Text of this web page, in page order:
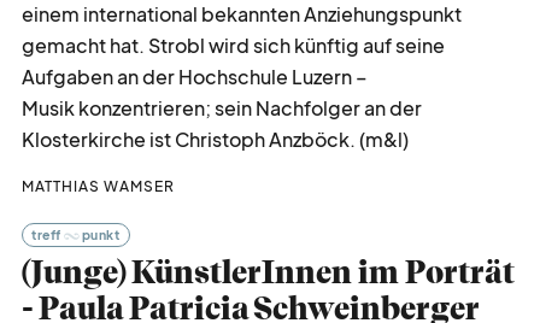
einem international bekannten Anziehungspunkt
gemacht hat. Strobl wird sich künftig auf seine
Aufgaben an der Hochschule Luzern –
Musik konzentrieren; sein Nachfolger an der
Klosterkirche ist Christoph Anzböck. (m&l)
MATTHIAS WAMSER
treff punkt
(Junge) KünstlerInnen im Porträt
- Paula Patricia Schweinberger